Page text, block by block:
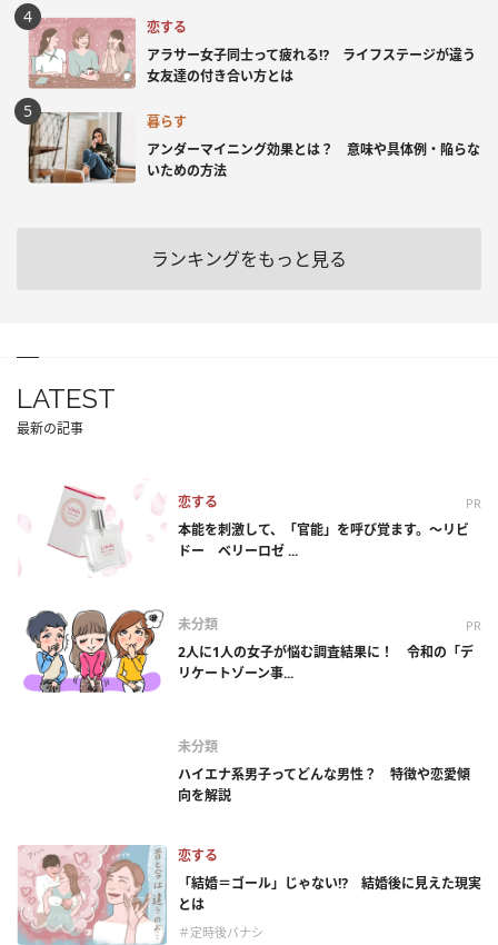
恋する
アラサー女子同士って疲れる⁉ ライフステージが違う
女友達の付き合い方とは
暮らす
アンダーマイニング効果とは？ 意味や具体例・陥らな
いための方法
ランキングをもっと見る
LATEST
最新の記事
恋する PR
本能を刺激して、「官能」を呼び覚ます。～リビ
ドー ベリーロゼ ...
未分類 PR
2人に1人の女子が悩む調査結果に！ 令和の「デ
リケートゾーン事...
未分類
ハイエナ系男子ってどんな男性？ 特徴や恋愛傾
向を解説
恋する
「結婚＝ゴール」じゃない⁉ 結婚後に見えた現実
とは
＃定時後バナシ